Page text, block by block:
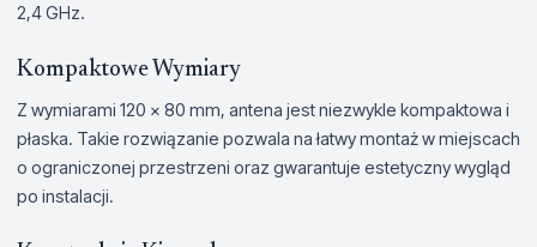
2,4 GHz.
Kompaktowe Wymiary
Z wymiarami 120 x 80 mm, antena jest niezwykle kompaktowa i
płaska. Takie rozwiązanie pozwala na łatwy montaż w miejscach
o ograniczonej przestrzeni oraz gwarantuje estetyczny wygląd
po instalacji.